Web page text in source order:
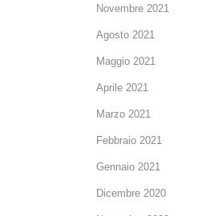
Novembre 2021
Agosto 2021
Maggio 2021
Aprile 2021
Marzo 2021
Febbraio 2021
Gennaio 2021
Dicembre 2020